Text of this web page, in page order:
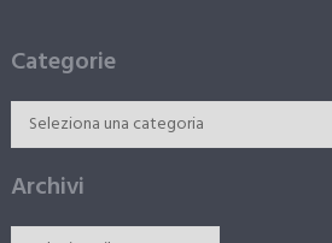
Categorie
Archivi